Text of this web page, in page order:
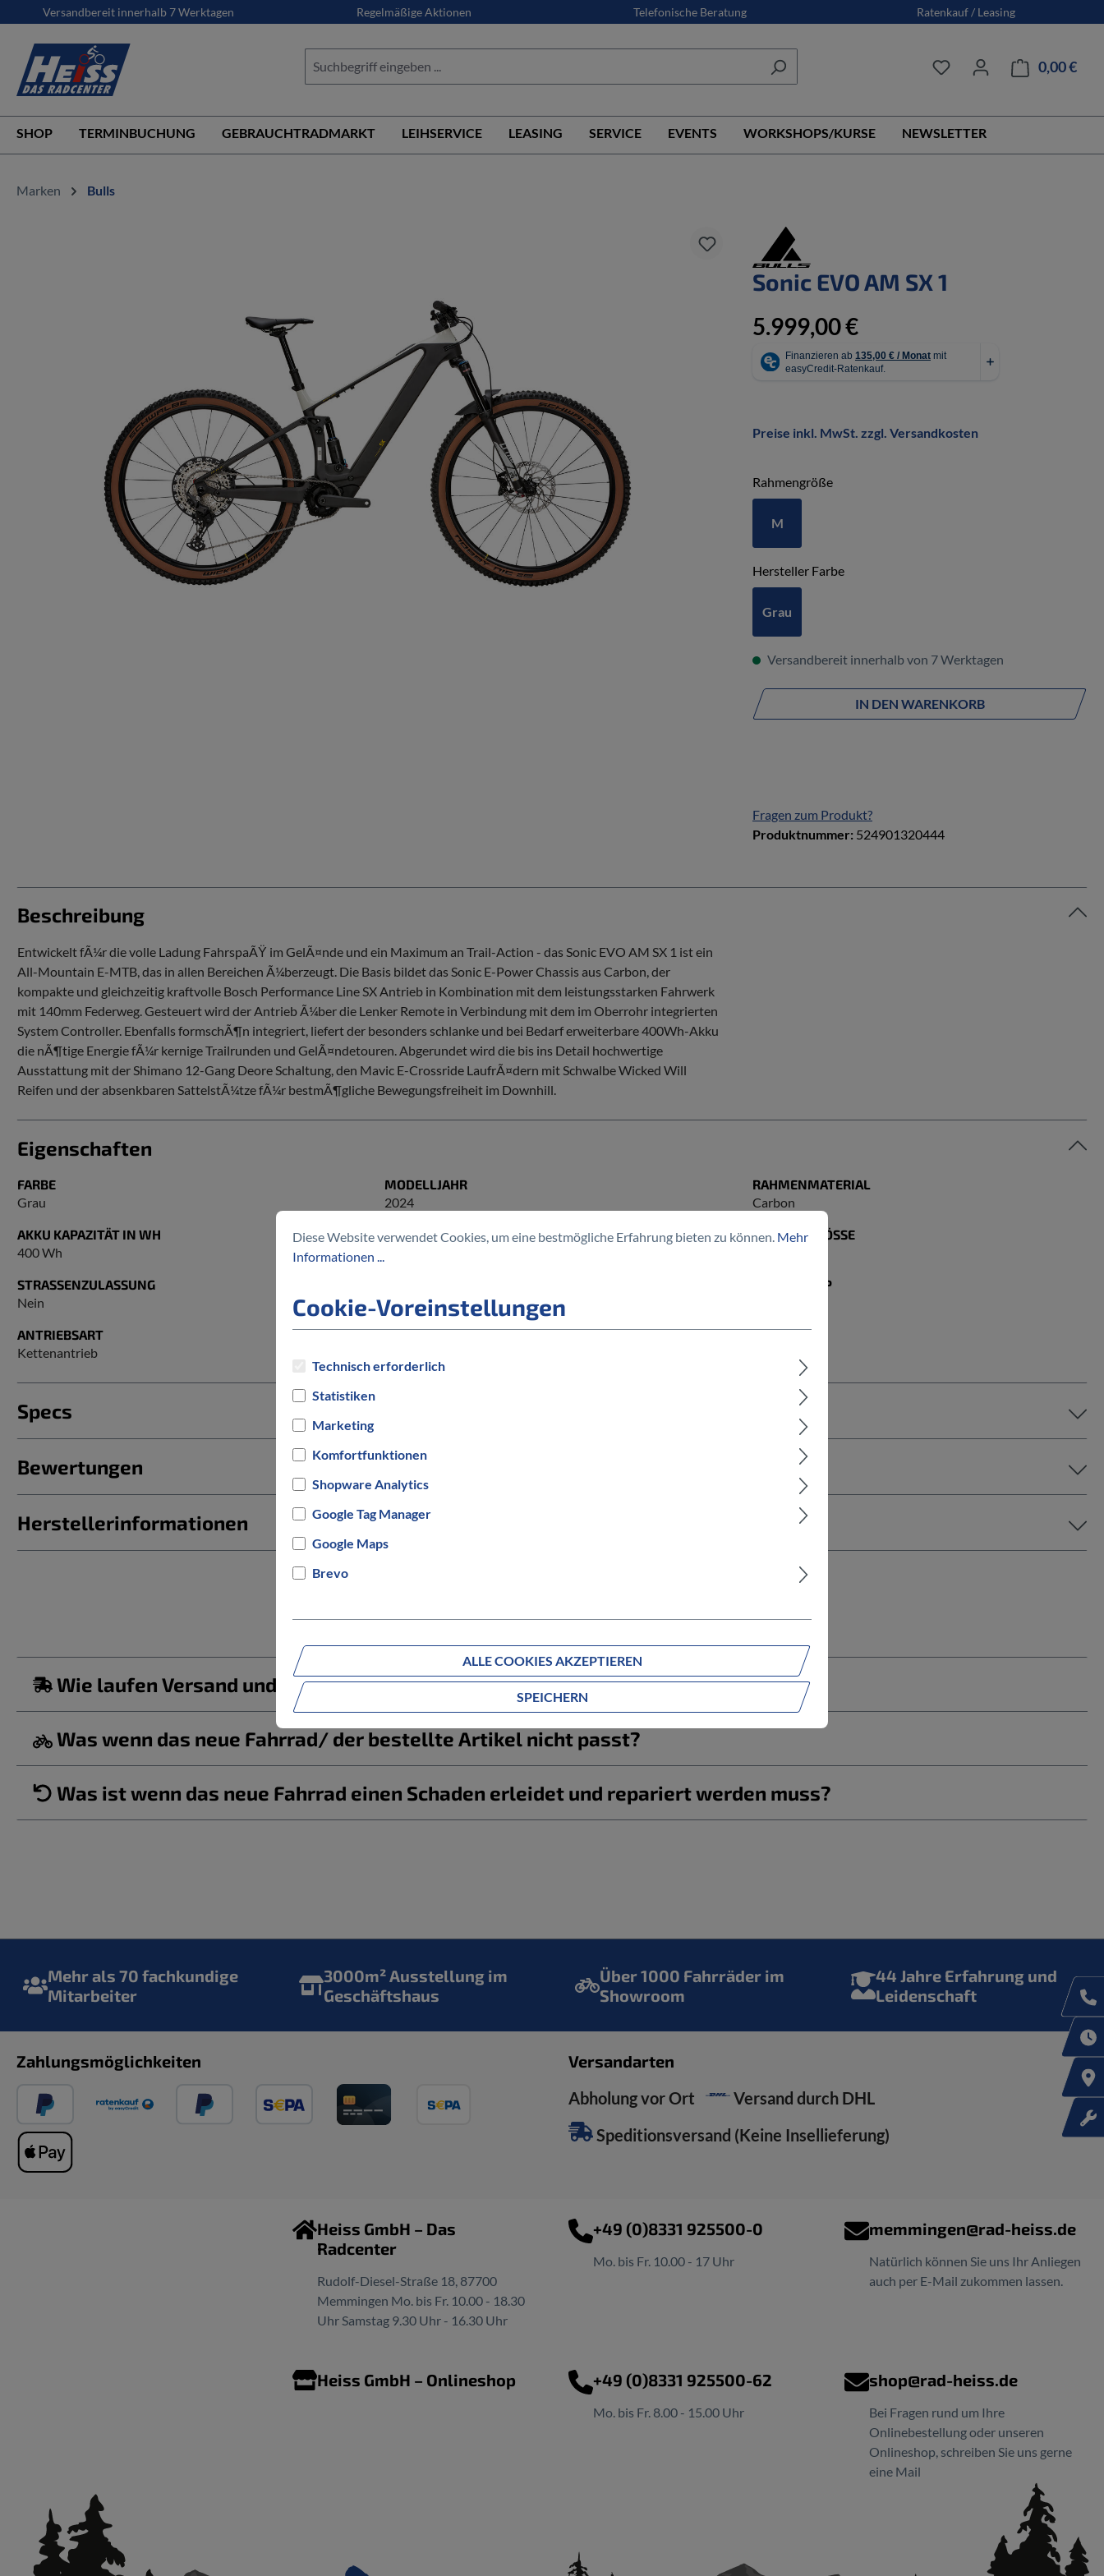
Zur Hauptnavigation springen
Versandbereit innerhalb 7 Werktagen Regelmäßige Aktionen Telefonische Beratung Ratenkauf / Leasing
0,00 €
SHOP TERMINBUCHUNG GEBRAUCHTRADMARKT LEIHSERVICE LEASING SERVICE EVENTS WORKSHOPS/KURSE NEWSLETTER
Marken Bulls
Sonic EVO AM SX 1
5.999,00 €
Preise inkl. MwSt. zzgl. Versandkosten
Rahmengrößeauswählen
M
Hersteller Farbeauswählen
Grau
Versandbereit innerhalb von 7 Werktagen
IN DEN WARENKORB
Fragen zum Produkt?
Produktnummer: 524901320444
Beschreibung
Entwickelt fÃ¼r die volle Ladung FahrspaÃŸ im GelÃ¤nde und ein Maximum an Trail-Action - das Sonic EVO AM SX 1 ist ein
All-Mountain E-MTB, das in allen Bereichen Ã¼berzeugt. Die Basis bildet das Sonic E-Power Chassis aus Carbon, der
kompakte und gleichzeitig kraftvolle Bosch Performance Line SX Antrieb in Kombination mit dem leistungsstarken Fahrwerk
mit 140mm Federweg. Gesteuert wird der Antrieb Ã¼ber die Lenker Remote in Verbindung mit dem im Oberrohr integrierten
System Controller. Ebenfalls formschÃ¶n integriert, liefert der besonders schlanke und bei Bedarf erweiterbare 400Wh-Akku
die nÃ¶tige Energie fÃ¼r kernige Trailrunden und GelÃ¤ndetouren. Abgerundet wird die bis ins Detail hochwertige
Ausstattung mit der Shimano 12-Gang Deore Schaltung, den Mavic E-Crossride LaufrÃ¤dern mit Schwalbe Wicked Will
Reifen und der absenkbaren SattelstÃ¼tze fÃ¼r bestmÃ¶gliche Bewegungsfreiheit im Downhill.
Eigenschaften
FARBE
Grau
MODELLJAHR
2024
RAHMENMATERIAL
Carbon
AKKU KAPAZITÄT IN WH
400 Wh
RADGRÖSSE
RAHMENGRÖSSE
STRASSENZULASSUNG
Nein
Bosch
RAHMENTYP
ANTRIEBSART
Kettenantrieb
Specs
Bewertungen
Herstellerinformationen
Wie laufen Versand und Lieferung ab?
Was wenn das neue Fahrrad/ der bestellte Artikel nicht passt?
Was ist wenn das neue Fahrrad einen Schaden erleidet und repariert werden muss?
Mehr als 70 fachkundige
Mitarbeiter
3000m² Ausstellung im
Geschäftshaus
Über 1000 Fahrräder im
Showroom
44 Jahre Erfahrung und
Leidenschaft
Zahlungsmöglichkeiten
Versandarten
Abholung vor Ort
Versand durch DHL
Speditionsversand (Keine Insellieferung)
Heiss GmbH – Das
Radcenter
Rudolf-Diesel-Straße 18, 87700
Memmingen Mo. bis Fr. 10.00 - 18.30
Uhr Samstag 9.30 Uhr - 16.30 Uhr
+49 (0)8331 925500-0
Mo. bis Fr. 10.00 - 17 Uhr
memmingen@rad-heiss.de
Natürlich können Sie uns Ihr Anliegen
auch per E-Mail zukommen lassen.
Heiss GmbH – Onlineshop +49 (0)8331 925500-62
Mo. bis Fr. 8.00 - 15.00 Uhr
shop@rad-heiss.de
Bei Fragen rund um Ihre
Onlinebestellung oder unseren
Onlineshop, schreiben Sie uns gerne
eine Mail
Diese Website verwendet Cookies, um eine bestmögliche Erfahrung bieten zu können. Mehr
Informationen ...
Cookie-Voreinstellungen
Technisch erforderlich
Statistiken
Marketing
Komfortfunktionen
Shopware Analytics
Google Tag Manager
Google Maps
Brevo
ALLE COOKIES AKZEPTIEREN
SPEICHERN